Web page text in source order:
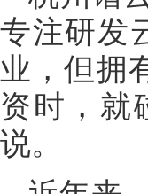
专注研发
业，但拥
资时，就
说。